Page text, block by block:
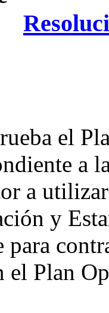
el
a
a
y
para
el Plan